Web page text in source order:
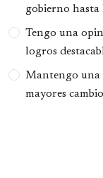
gobierno hasta
Tengo una
logros
Mantengo una
mayores